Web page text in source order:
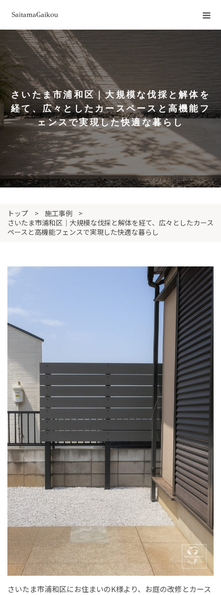
さいたま市浦和区｜大規模な伐採と解体を
経て、広々としたカースペースと高機能フ
ェンスで実現した快適な暮らし
トップ
施工事例
さいたま市浦和区｜大規模な伐採と解体を経て、広々としたカース
ペースと高機能フェンスで実現した快適な暮らし
さいたま市浦和区にお住まいのK様より、お庭の改修とカース